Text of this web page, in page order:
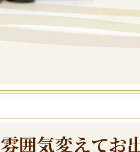
囲気変えてお